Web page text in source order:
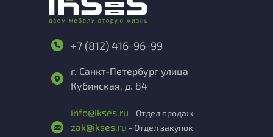
+7 (812) 416-96-99
г. Санкт-Петербург улица
Кубинская, д. 84
info@ikses.ru - Отдел продаж
zak@ikses.ru - Отдел закупок